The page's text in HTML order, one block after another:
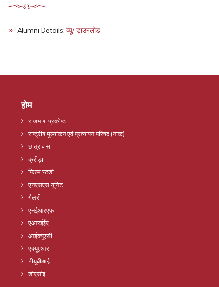
Alumni Details: व्यू/ डाउनलोड
होम
राजभाषा प्रकोष्ठ
राष्ट्रीय मूल्यांकन एवं प्रत्यायन परिषद (नाक)
छात्रावास
क्रीड़ा
फिल्म स्टडी
एनएसएस यूनिट
गैलरी
एनईआरएफ
एआरईईए
आईक्यूएसी
एक्यूएआर
टीयूबीआई
डीएसीइ